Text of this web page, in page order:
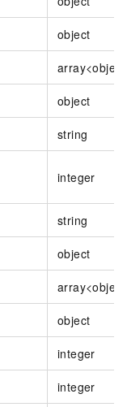
object
object
string
integer
string
object
object
integer
integer